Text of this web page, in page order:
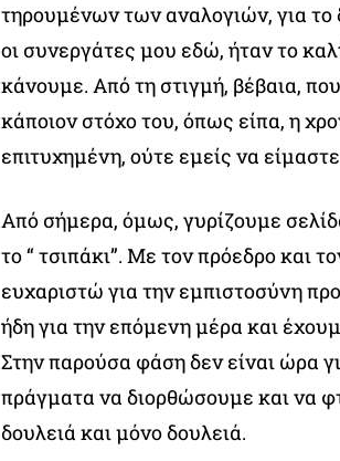
τηρουμένων των αναλογιών, για
οι συνεργάτες μου εδώ, ήταν το
κάνουμε. Από τη στιγμή, βέβαια,
κάποιον στόχο του, όπως είπα, η
επιτυχημένη, ούτε εμείς να
Από σήμερα, όμως, γυρίζουμε
το “ τσιπάκι”. Με τον πρόεδρο και
ευχαριστώ για την εμπιστοσύνη
ήδη για την επόμενη μέρα και
Στην παρούσα φάση δεν είναι ώρα
πράγματα να διορθώσουμε και να
δουλειά και μόνο δουλειά.